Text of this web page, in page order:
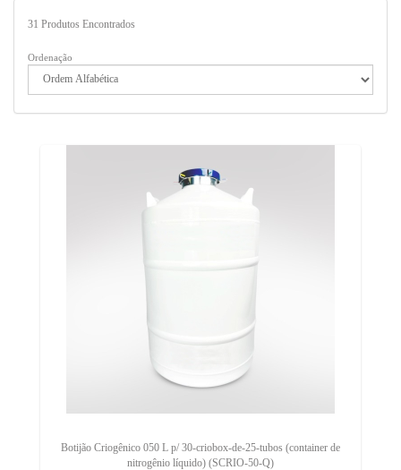
31 Produtos Encontrados
Ordenação
Botijão Criogênico 050 L p/ 30-criobox-de-25-tubos (container de
nitrogênio líquido) (SCRIO-50-Q)